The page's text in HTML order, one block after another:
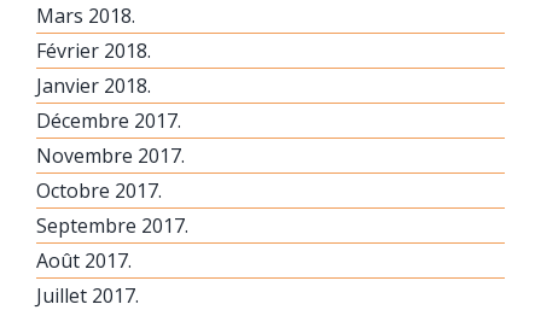
Mars 2018.
Février 2018.
Janvier 2018.
Décembre 2017.
Novembre 2017.
Octobre 2017.
Septembre 2017.
Août 2017.
Juillet 2017.